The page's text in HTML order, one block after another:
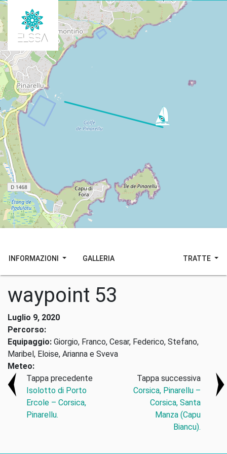
INFORMAZIONI GALLERIA TRATTE
waypoint 53
Luglio 9, 2020
Percorso:
Equipaggio: Giorgio, Franco, Cesar, Federico, Stefano,
Maribel, Eloise, Arianna e Sveva
Meteo:
Tappa precedente
Isolotto di Porto
Ercole – Corsica,
Pinarellu.
Tappa successiva
Corsica, Pinarellu –
Corsica, Santa
Manza (Capu
Biancu).